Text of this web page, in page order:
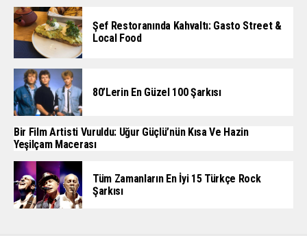
Şef Restoranında Kahvaltı: Gasto Street &
Local Food
80’lerin En Güzel 100 Şarkısı
Bir Film Artisti Vuruldu: Uğur Güçlü’nün Kısa Ve Hazin
Yeşilçam Macerası
Tüm Zamanların En İyi 15 Türkçe Rock
Şarkısı